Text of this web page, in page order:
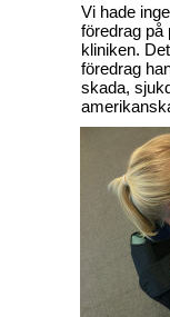
Vi hade
föredrag på
kliniken.
föredrag
skada,